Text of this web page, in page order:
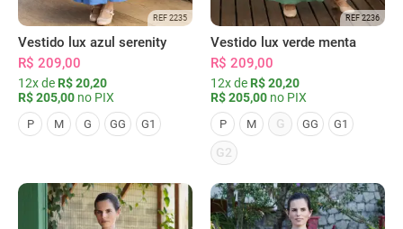
REF 2235
Vestido lux azul serenity
R$ 209,00
12x de R$ 20,20
R$ 205,00 no PIX
P M G GG G1
REF 2236
Vestido lux verde menta
R$ 209,00
12x de R$ 20,20
R$ 205,00 no PIX
P M G GG G1
G2